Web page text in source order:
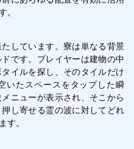
しています。寮は単なる背景
です。プレイヤーは建物の中
イルを探し、そのタイルだけ
いたスペースをタップした瞬
ニューが表示され、そこから
し寄せる霊の波に対してどれ
。